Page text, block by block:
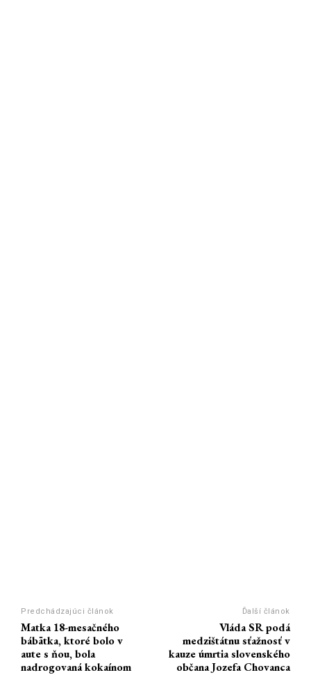
Predchádzajúci článok
Matka 18-mesačného
bábätka, ktoré bolo v
aute s ňou, bola
nadrogovaná kokaínom
Ďalší článok
Vláda SR podá
medzištátnu sťažnosť v
kauze úmrtia slovenského
občana Jozefa Chovanca